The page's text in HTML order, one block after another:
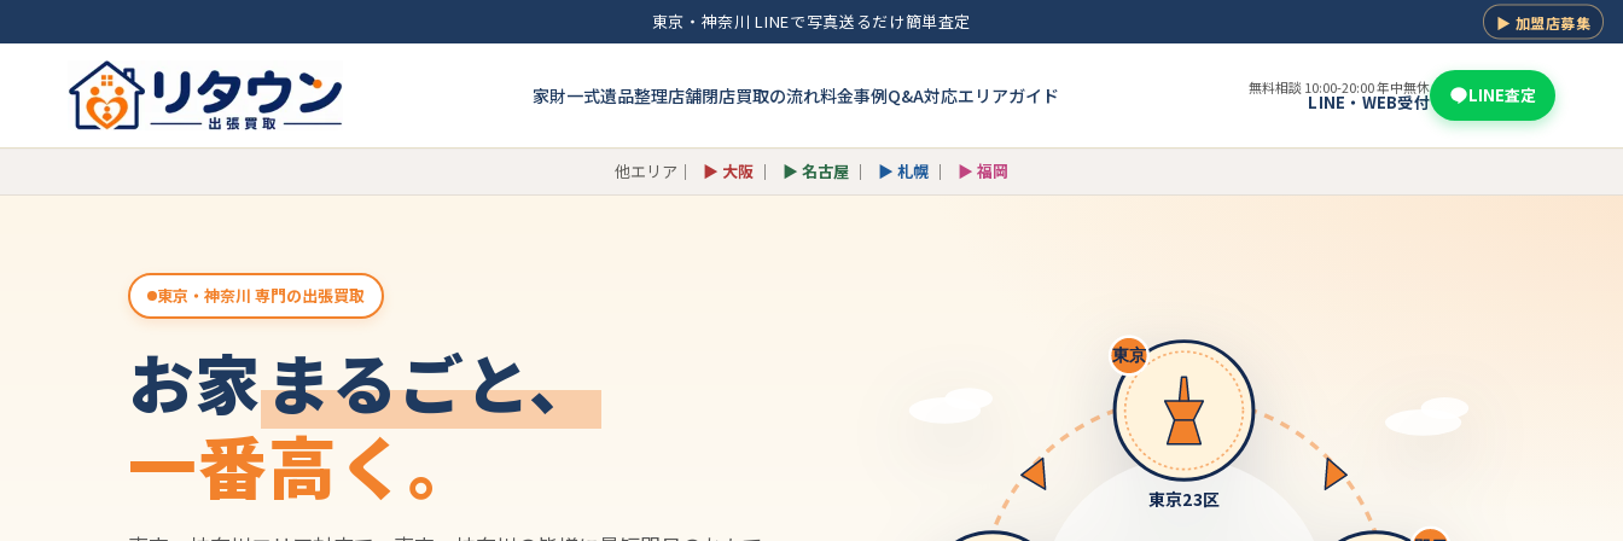
東京・神奈川 LINEで写真送るだけ簡単査定 ▶ 加盟店募集
家財一式遺品整理店舗閉店買取の流れ料金事例Q&A対応エリアガイド 無料相談 10:00-20:00 年中無休
LINE・WEB受付 LINE査定
他エリア｜ ▶ 大阪 ｜ ▶ 名古屋 ｜ ▶ 札幌 ｜ ▶ 福岡
東京・神奈川 専門の出張買取
お家まるごと、
一番高く。
東京
東京23区